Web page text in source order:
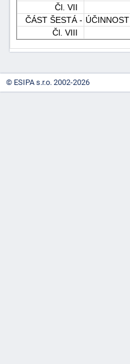
Čl. VII
ČÁST ŠESTÁ - ÚČINNOST
Čl. VIII
© ESIPA s.r.o. 2002-2026